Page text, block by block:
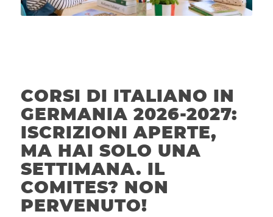
CORSI DI ITALIANO IN
GERMANIA 2026-2027:
ISCRIZIONI APERTE,
MA HAI SOLO UNA
SETTIMANA. IL
COMITES? NON
PERVENUTO!